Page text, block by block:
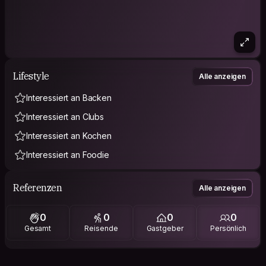
Lifestyle Alle anzeigen
Interessiert an Backen
Interessiert an Clubs
Interessiert an Kochen
Interessiert an Foodie
Referenzen Alle anzeigen
0
Gesamt
0
Reisende
0
Gastgeber
0
Persönlich